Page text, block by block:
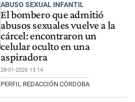
ABUSO SEXUAL INFANTIL
El bombero que admitió
abusos sexuales vuelve a la
cárcel: encontraron un
celular oculto en una
aspiradora
28-01-2026 13:14
PERFIL REDACCIÓN CÓRDOBA